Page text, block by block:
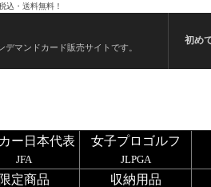
込・送料無料！
マンドカード販売サイトです。
初め
ー日本代表
JFA
女子プロゴルフ
JLPGA
限定商品 収納用品